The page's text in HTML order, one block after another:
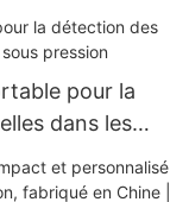
pour la
dans les